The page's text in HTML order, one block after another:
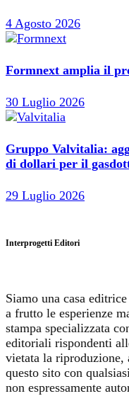
4 Agosto 2026
Formnext amplia il
30 Luglio 2026
Gruppo Valvitalia:
di dollari per il
29 Luglio 2026
Interprogetti Editori
Siamo una casa
a frutto le esperienze
stampa specializzata
editoriali rispondenti
vietata la riproduzione,
questo sito con
non espressamente